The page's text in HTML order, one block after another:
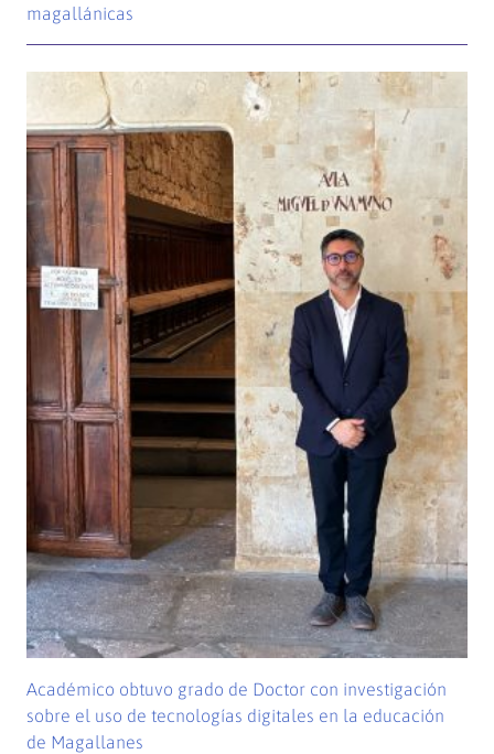
magallánicas
Académico obtuvo grado de Doctor con investigación
sobre el uso de tecnologías digitales en la educación
de Magallanes